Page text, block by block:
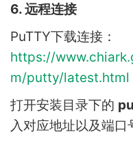
6. 远程连接
PuTTY下载连接：
https://
m/putty/latest.html
打开安装目录下的
入对应地址以及端口